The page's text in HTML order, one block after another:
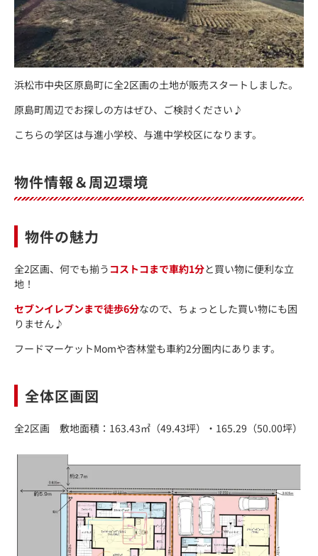
浜松市中央区原島町に全2区画の土地が販売スタートしました。
原島町周辺でお探しの方はぜひ、ご検討ください♪
こちらの学区は与進小学校、与進中学校区になります。
物件情報＆周辺環境
物件の魅力
全2区画、何でも揃う コストコまで車約1分と買い物に便利な立
地！
セブンイレブンまで徒歩6分なので、ちょっとした買い物にも困
りません♪
フードマーケットMomや杏林堂も車約2分圏内にあります。
全体区画図
全2区画 敷地面積：163.43㎡（49.43坪）・165.29（50.00坪）